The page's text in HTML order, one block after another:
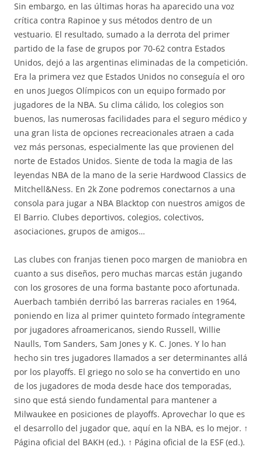
Sin embargo, en las últimas horas ha aparecido una voz
crítica contra Rapinoe y sus métodos dentro de un
vestuario. El resultado, sumado a la derrota del primer
partido de la fase de grupos por 70-62 contra Estados
Unidos, dejó a las argentinas eliminadas de la competición.
Era la primera vez que Estados Unidos no conseguía el oro
en unos Juegos Olímpicos con un equipo formado por
jugadores de la NBA. Su clima cálido, los colegios son
buenos, las numerosas facilidades para el seguro médico y
una gran lista de opciones recreacionales atraen a cada
vez más personas, especialmente las que provienen del
norte de Estados Unidos. Siente de toda la magia de las
leyendas NBA de la mano de la serie Hardwood Classics de
Mitchell&Ness. En 2k Zone podremos conectarnos a una
consola para jugar a NBA Blacktop con nuestros amigos de
El Barrio. Clubes deportivos, colegios, colectivos,
asociaciones, grupos de amigos…
Las clubes con franjas tienen poco margen de maniobra en
cuanto a sus diseños, pero muchas marcas están jugando
con los grosores de una forma bastante poco afortunada.
Auerbach también derribó las barreras raciales en 1964,
poniendo en liza al primer quinteto formado íntegramente
por jugadores afroamericanos, siendo Russell, Willie
Naulls, Tom Sanders, Sam Jones y K. C. Jones. Y lo han
hecho sin tres jugadores llamados a ser determinantes allá
por los playoffs. El griego no solo se ha convertido en uno
de los jugadores de moda desde hace dos temporadas,
sino que está siendo fundamental para mantener a
Milwaukee en posiciones de playoffs. Aprovechar lo que es
el desarrollo del jugador que, aquí en la NBA, es lo mejor. ↑
Página oficial del BAKH (ed.). ↑ Página oficial de la ESF (ed.).